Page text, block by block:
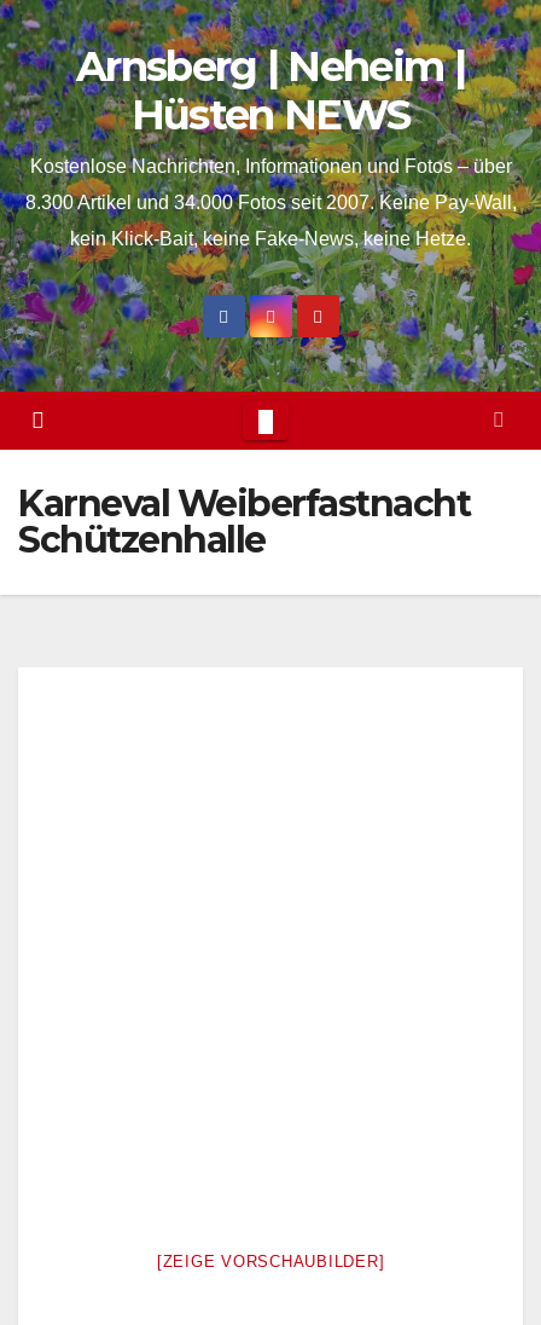
springen
Skip
to
content
Arnsberg | Neheim |
Hüsten NEWS
Kostenlose Nachrichten, Informationen und Fotos – über
8.300 Artikel und 34.000 Fotos seit 2007. Keine Pay-Wall,
kein Klick-Bait, keine Fake-News, keine Hetze.
Karneval Weiberfastnacht
Schützenhalle
[ZEIGE VORSCHAUBILDER]